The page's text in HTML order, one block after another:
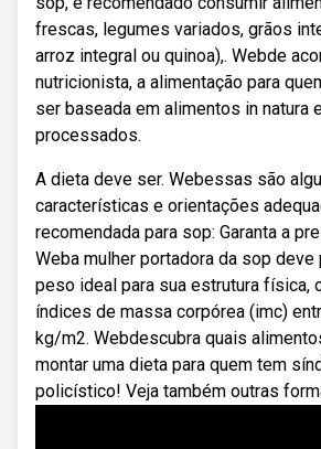
frescas, legumes variados, grãos
arroz integral ou quinoa),. Webde
nutricionista, a alimentação para
ser baseada em alimentos in natura
processados.
A dieta deve ser. Webessas são
características e orientações
recomendada para sop: Garanta a
Weba mulher portadora da sop deve
peso ideal para sua estrutura física,
índices de massa corpórea (imc)
kg/m2. Webdescubra quais
montar uma dieta para quem tem
policístico! Veja também outras